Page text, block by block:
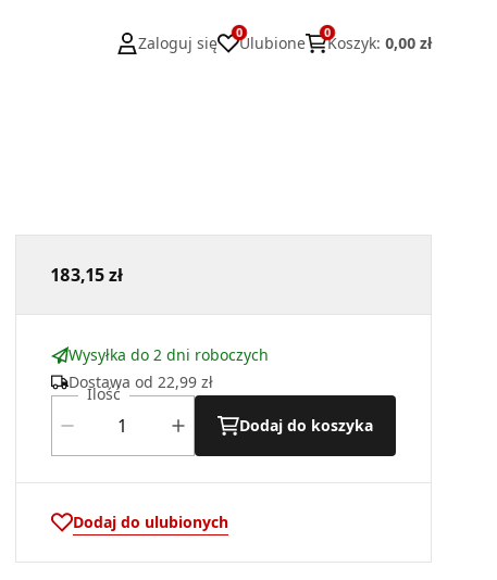
Zaloguj się
0
Ulubione
0
Koszyk: 0,00 zł
183,15 zł
Wysyłka do 2 dni roboczych
Dostawa od 22,99 zł
Ilość
Dodaj do koszyka
Dodaj do ulubionych